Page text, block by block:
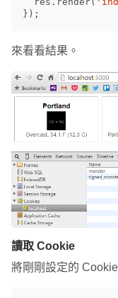
});
來看看結果。
讀取 Cookie
將剛剛設定的